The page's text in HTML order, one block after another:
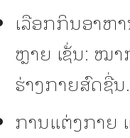
ເລືອກກິນອາຫ
ຫຼາຍ ເຊັ່ນ: ໝ
ຮ່າງກາຍສົດຊື່ນ.
ການແຕ່ງກາຍ